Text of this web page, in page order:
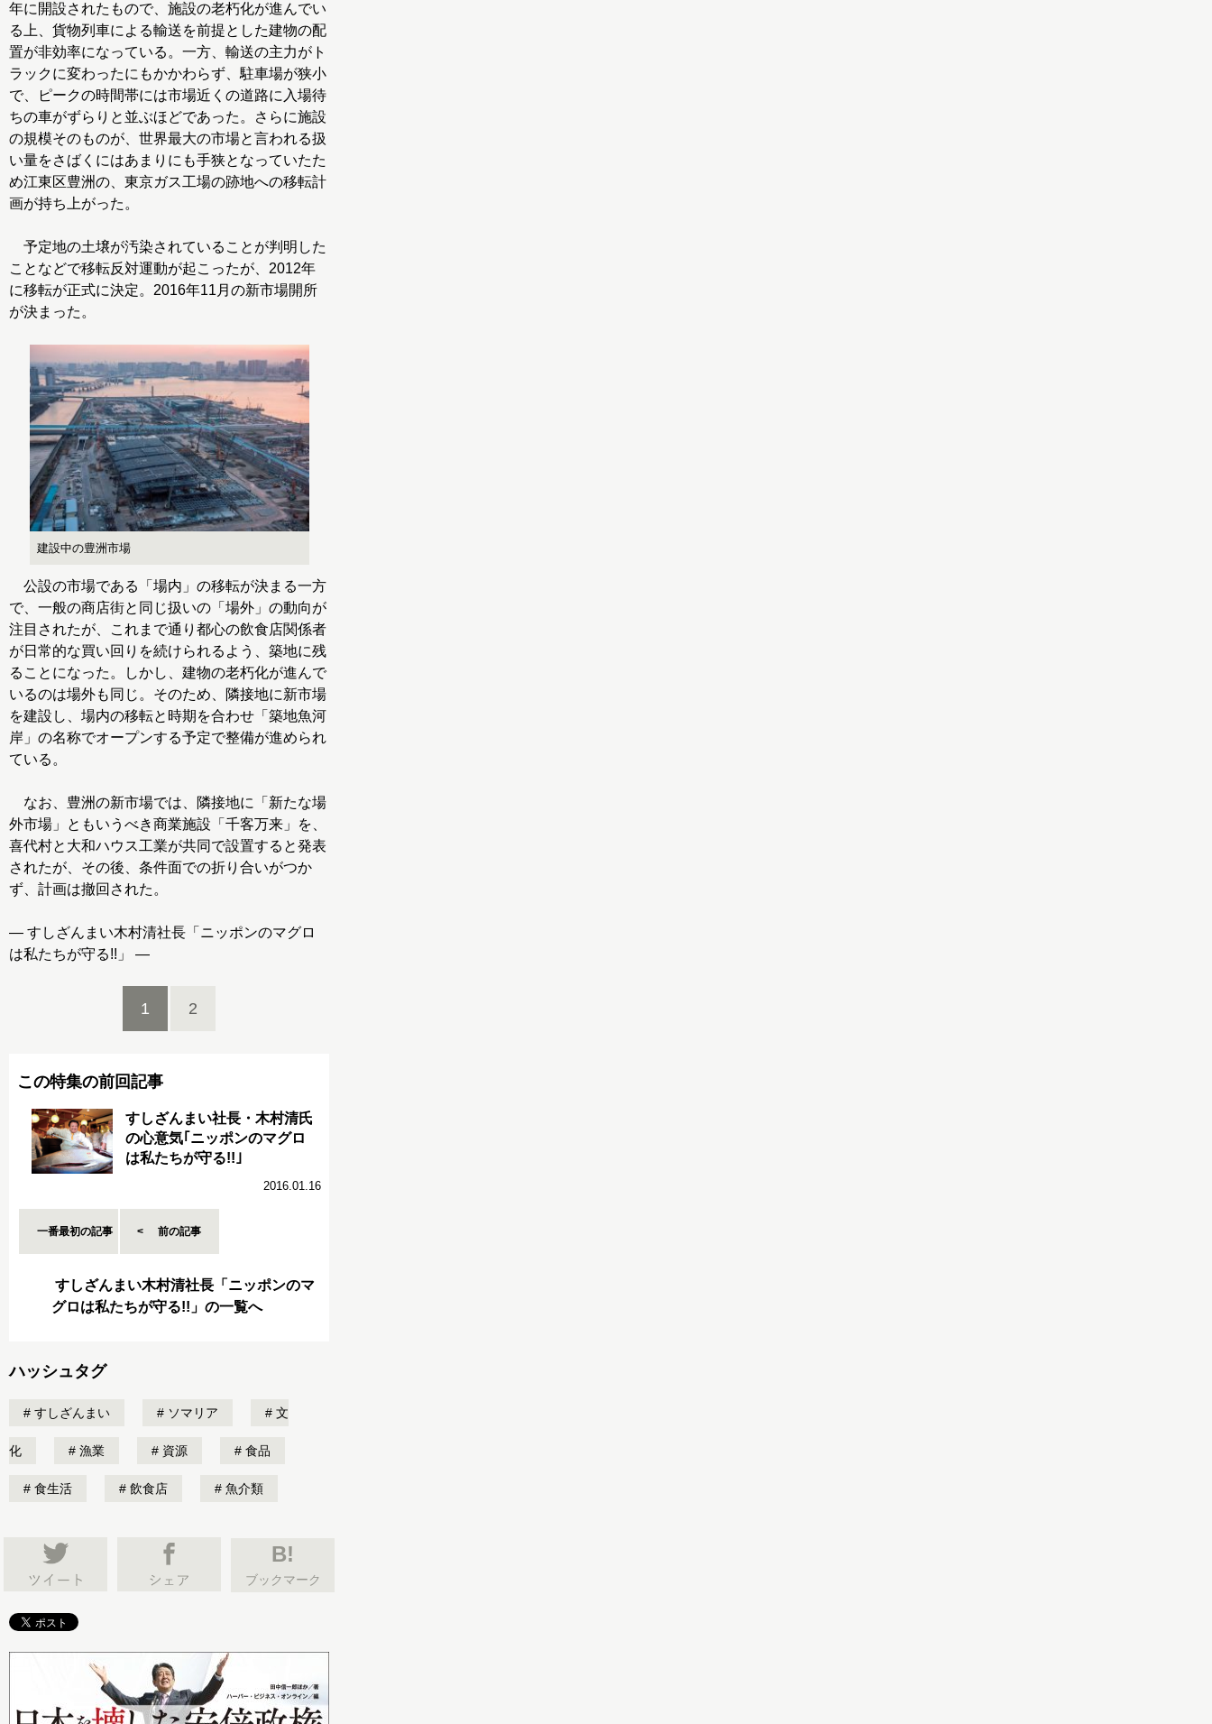
年に開設されたもので、施設の老朽化が進んでい
る上、貨物列車による輸送を前提とした建物の配
置が非効率になっている。一方、輸送の主力がト
ラックに変わったにもかかわらず、駐車場が狭小
で、ピークの時間帯には市場近くの道路に入場待
ちの車がずらりと並ぶほどであった。さらに施設
の規模そのものが、世界最大の市場と言われる扱
い量をさばくにはあまりにも手狭となっていたた
め江東区豊洲の、東京ガス工場の跡地への移転計
画が持ち上がった。
予定地の土壌が汚染されていることが判明した
ことなどで移転反対運動が起こったが、2012年
に移転が正式に決定。2016年11月の新市場開所
が決まった。
建設中の豊洲市場
公設の市場である「場内」の移転が決まる一方
で、一般の商店街と同じ扱いの「場外」の動向が
注目されたが、これまで通り都心の飲食店関係者
が日常的な買い回りを続けられるよう、築地に残
ることになった。しかし、建物の老朽化が進んで
いるのは場外も同じ。そのため、隣接地に新市場
を建設し、場内の移転と時期を合わせ「築地魚河
岸」の名称でオープンする予定で整備が進められ
ている。
なお、豊洲の新市場では、隣接地に「新たな場
外市場」ともいうべき商業施設「千客万来」を、
喜代村と大和ハウス工業が共同で設置すると発表
されたが、その後、条件面での折り合いがつか
ず、計画は撤回された。
― すしざんまい木村清社長「ニッポンのマグロ
は私たちが守る!!」 ―
1 2
この特集の前回記事
すしざんまい社長・木村清氏
の心意気｢ニッポンのマグロ
は私たちが守る!!｣
2016.01.16
一番最初の記事 前の記事
すしざんまい木村清社長「ニッポンのマ
グロは私たちが守る!!」の一覧へ
ハッシュタグ
すしざんまい ソマリア 文
化 漁業 資源 食品
食生活 飲食店 魚介類
B!
ブックマーク